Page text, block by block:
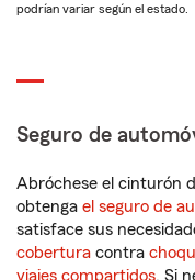
podrían variar según el estado.
Seguro de
Abróchese el cinturón
obtenga el seguro de
satisface sus
cobertura contra
viajes compartidos. Si